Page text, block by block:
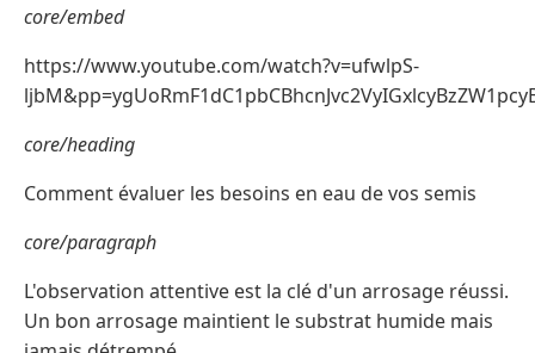
core/embed
https://www.youtube.com/watch?v=ufwlpS-
core/heading
Comment évaluer les besoins en eau de vos semis
core/paragraph
L'observation attentive est la clé d'un arrosage réussi.
Un bon arrosage maintient le substrat humide mais